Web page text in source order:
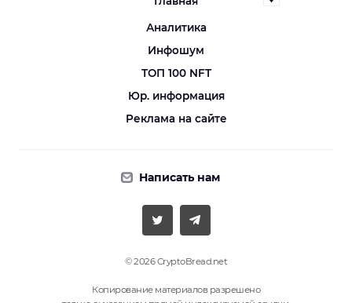
Аналитика
Инфошум
ТОП 100 NFT
Юр. информация
Реклама на сайте
Написать нам
© 2026 CryptoBread.net
Копирование материалов разрешено